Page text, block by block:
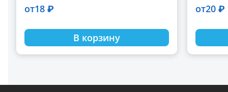
от18 ₽
В корзину
от20 ₽